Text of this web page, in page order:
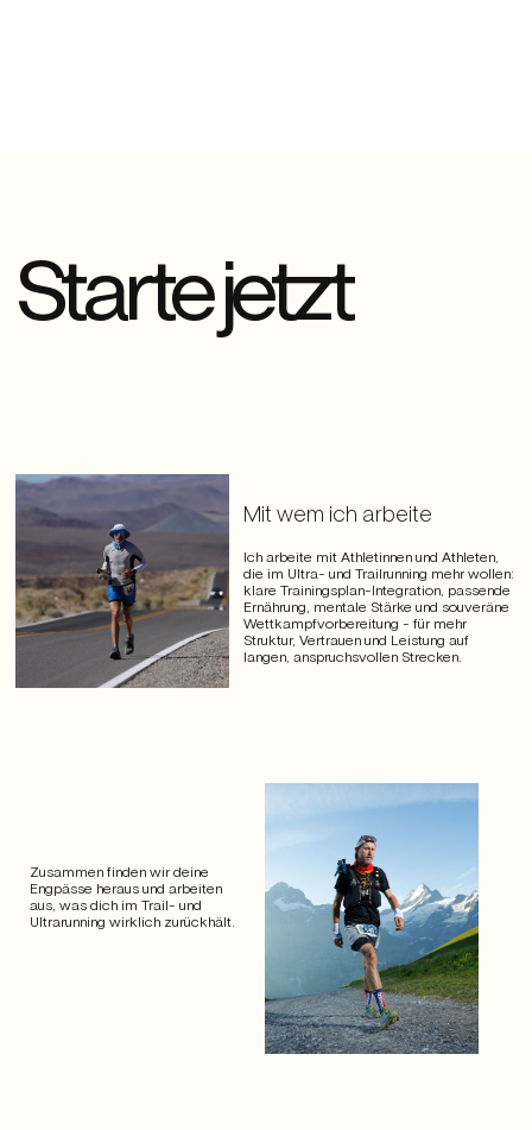
Starte jetzt
Mit wem ich arbeite
Ich arbeite mit Athletinnen und Athleten,
die im Ultra- und Trailrunning mehr wollen:
klare Trainingsplan-Integration, passende
Ernährung, mentale Stärke und souveräne
Wettkampfvorbereitung – für mehr
Struktur, Vertrauen und Leistung auf
langen, anspruchsvollen Strecken.
Zusammen finden wir deine
Engpässe heraus und arbeiten
aus, was dich im Trail- und
Ultrarunning wirklich zurückhält.